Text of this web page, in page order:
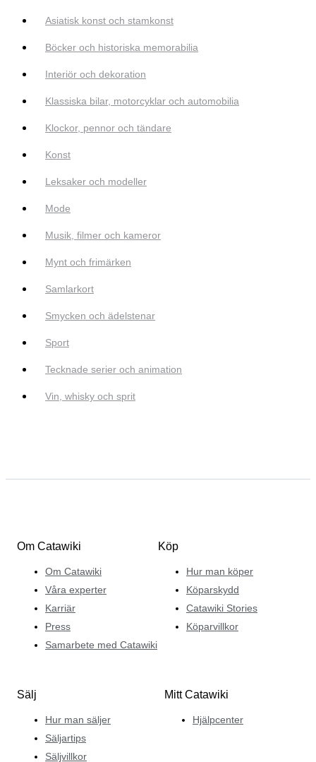
Asiatisk konst och stamkonst
Böcker och historiska memorabilia
Interiör och dekoration
Klassiska bilar, motorcyklar och automobilia
Klockor, pennor och tändare
Konst
Leksaker och modeller
Mode
Musik, filmer och kameror
Mynt och frimärken
Samlarkort
Smycken och ädelstenar
Sport
Tecknade serier och animation
Vin, whisky och sprit
Om Catawiki
Om Catawiki
Våra experter
Karriär
Press
Samarbete med Catawiki
Köp
Hur man köper
Köparskydd
Catawiki Stories
Köparvillkor
Sälj
Hur man säljer
Säljartips
Säljvillkor
Mitt Catawiki
Hjälpcenter